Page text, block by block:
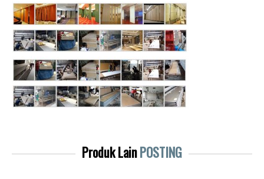
Produk LainPOSTING